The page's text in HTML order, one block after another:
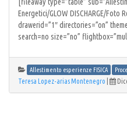
Energetici/GLOW DISCHARGE/Foto
drawerid=”1″ directories=”on”
search=no size=”no”
Allestimento esperienze FISICA
Teresa Lopez-arias Montenegro